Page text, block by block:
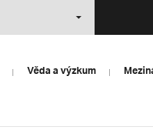
Věda a výzkum